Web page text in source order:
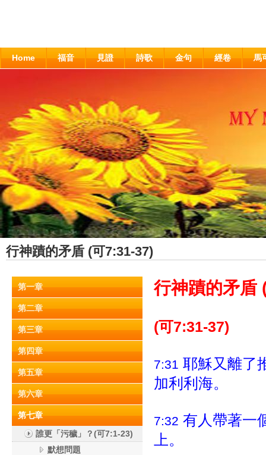
Home 福音 見證 詩歌 金句 經卷 馬
行神蹟的矛盾 (可7:31-37)
第一章
第二章
第三章
第四章
第五章
第六章
第七章
誰更「污穢」？(可7:1-23)
默想問題
行神蹟的矛盾
(可7:31-37)
7:31 耶穌又離了
加利利海。
7:32 有人帶著一
上。